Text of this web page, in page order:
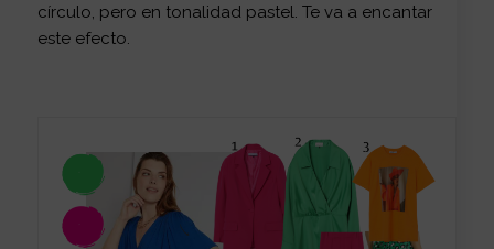
círculo, pero en tonalidad pastel. Te va a encantar
este efecto.